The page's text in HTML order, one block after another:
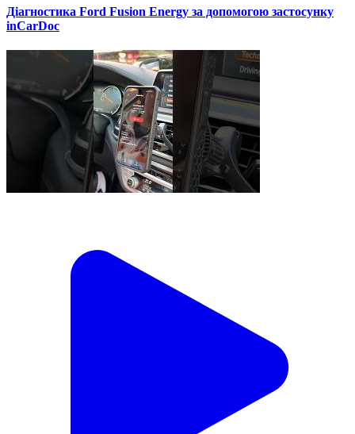
Діагностика Ford Fusion Energy за допомогою застосунку
inCarDoc